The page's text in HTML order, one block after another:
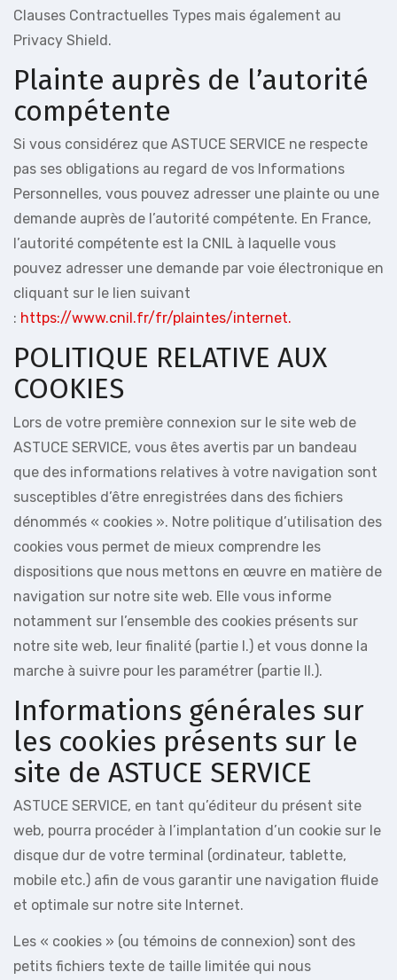
Clauses Contractuelles Types mais également au
Privacy Shield.
Plainte auprès de l’autorité
compétente
Si vous considérez que ASTUCE SERVICE ne respecte
pas ses obligations au regard de vos Informations
Personnelles, vous pouvez adresser une plainte ou une
demande auprès de l’autorité compétente. En France,
l’autorité compétente est la CNIL à laquelle vous
pouvez adresser une demande par voie électronique en
cliquant sur le lien suivant
: https://www.cnil.fr/fr/plaintes/internet.
POLITIQUE RELATIVE AUX
COOKIES
Lors de votre première connexion sur le site web de
ASTUCE SERVICE, vous êtes avertis par un bandeau
que des informations relatives à votre navigation sont
susceptibles d’être enregistrées dans des fichiers
dénommés « cookies ». Notre politique d’utilisation des
cookies vous permet de mieux comprendre les
dispositions que nous mettons en œuvre en matière de
navigation sur notre site web. Elle vous informe
notamment sur l’ensemble des cookies présents sur
notre site web, leur finalité (partie I.) et vous donne la
marche à suivre pour les paramétrer (partie II.).
Informations générales sur
les cookies présents sur le
site de ASTUCE SERVICE
ASTUCE SERVICE, en tant qu’éditeur du présent site
web, pourra procéder à l’implantation d’un cookie sur le
disque dur de votre terminal (ordinateur, tablette,
mobile etc.) afin de vous garantir une navigation fluide
et optimale sur notre site Internet.
Les « cookies » (ou témoins de connexion) sont des
petits fichiers texte de taille limitée qui nous